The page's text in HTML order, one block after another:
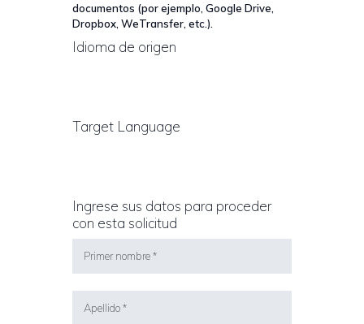
documentos (por ejemplo, Google Drive,
Dropbox, WeTransfer, etc.).
Idioma de origen
Target Language
Ingrese sus datos para proceder
con esta solicitud